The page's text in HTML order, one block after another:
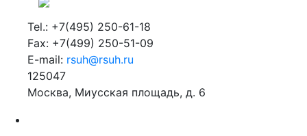
Tel.: +7(495) 250-61-18
Fax: +7(499) 250-51-09
E-mail: rsuh@rsuh.ru
125047
Москва, Миусская площадь, д. 6